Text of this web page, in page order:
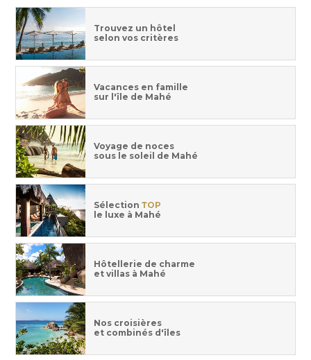
Trouvez un hôtel
selon vos critères
Vacances en famille
sur l'île de Mahé
Voyage de noces
sous le soleil de Mahé
Sélection TOP
le luxe à Mahé
Hôtellerie de charme
et villas à Mahé
Nos croisières
et combinés d'îles